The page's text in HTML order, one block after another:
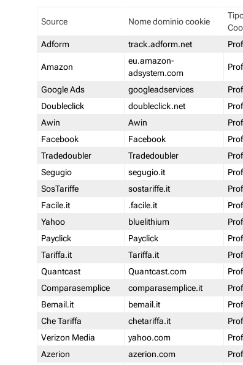
Source Nome dominio cookie
Adform track.adform.net
Amazon
eu.amazon-
adsystem.com
Google Ads googleadservices
Doubleclick
doubleclick.net
Awin
Awin
Facebook
Facebook
Tradedoubler
Tradedoubler
Segugio
segugio.it
SosTariffe
sostariffe.it
Facile.it
.facile.it
Yahoo
bluelithium
Payclick
Payclick
Tariffa.it
Tariffa.it
Quantcast
Quantcast.com
Comparasemplice
comparasemplice.it
Bemail.it
bemail.it
Che Tariffa
chetariffa.it
Verizon Media
yahoo.com
Azerion
azerion.com